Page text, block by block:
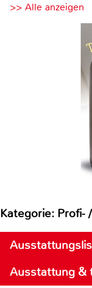
>> Alle anzeigen
Kategorie: Profi-
Ausstattung &